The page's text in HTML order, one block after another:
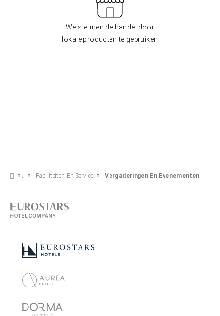
We steunen de handel door
lokale producten te gebruiken
Faciliteiten En Service Vergaderingen En Evenementen